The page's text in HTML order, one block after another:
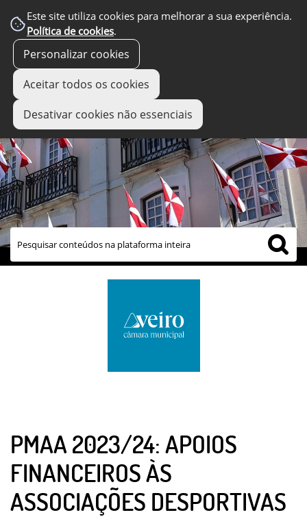
Este site utiliza cookies para melhorar a sua experiência.
Política de cookies.
Personalizar cookies
Aceitar todos os cookies
Desativar cookies não essenciais
links úteis
PMAA 2023/24: APOIOS
FINANCEIROS ÀS
ASSOCIAÇÕES DESPORTIVAS